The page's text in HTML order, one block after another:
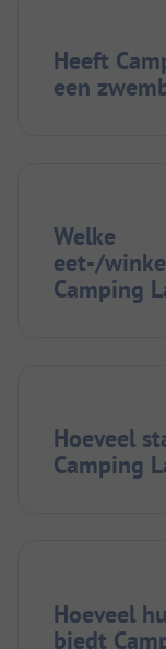
Heeft
een
Welke
eet-/
Camping
Hoeveel
Camping
Hoeveel
biedt